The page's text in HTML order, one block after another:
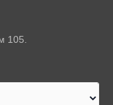
105.